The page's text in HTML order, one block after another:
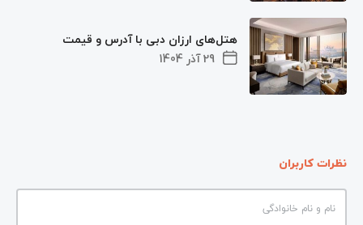
29 آذر 1404
هتل‌های ارزان دبی با آدرس و قیمت
نظرات کاربران